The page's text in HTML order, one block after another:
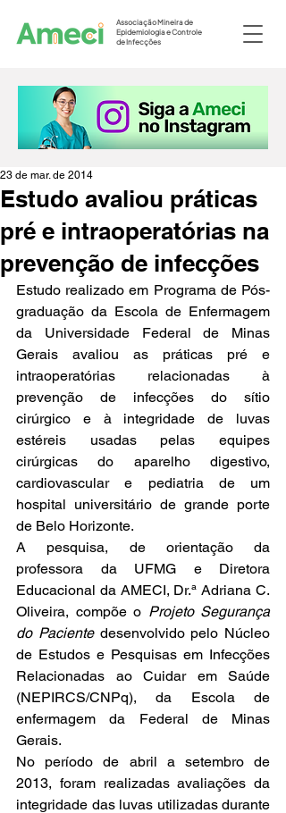
Associação Mineira de
Epidemiologia e Controle
de Infecções
Estudo avaliou práticas
pré e intraoperatórias na
prevenção de infecções
23 de mar. de 2014
Estudo realizado em Programa de Pós-
graduação da Escola de Enfermagem
da Universidade Federal de Minas
Gerais avaliou as práticas pré e
intraoperatórias relacionadas à
prevenção de infecções do sítio
cirúrgico e à integridade de luvas
estéreis usadas pelas equipes
cirúrgicas do aparelho digestivo,
cardiovascular e pediatria de um
hospital universitário de grande porte
de Belo Horizonte.
A pesquisa, de orientação da
professora da UFMG e Diretora
Educacional da AMECI, Dr.ª Adriana C.
Oliveira, compõe o Projeto Segurança
do Paciente desenvolvido pelo Núcleo
de Estudos e Pesquisas em Infecções
Relacionadas ao Cuidar em Saúde
(NEPIRCS/CNPq), da Escola de
enfermagem da Federal de Minas
Gerais.
No período de abril a setembro de
2013, foram realizadas avaliações da
integridade das luvas utilizadas durante